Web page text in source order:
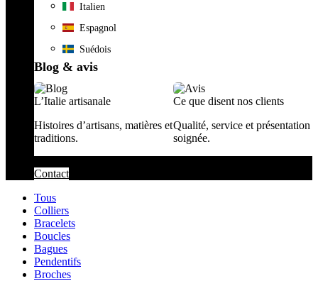
Italien
Espagnol
Suédois
Blog & avis
L’Italie artisanale
Histoires d’artisans, matières et
traditions.
Ce que disent nos clients
Qualité, service et présentation
soignée.
Contact
Tous
Colliers
Bracelets
Boucles
Bagues
Pendentifs
Broches